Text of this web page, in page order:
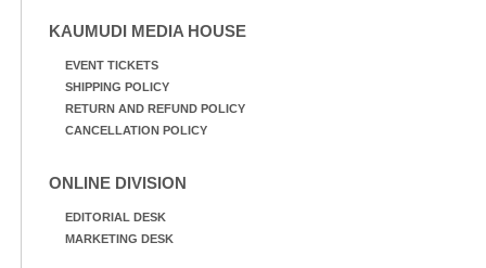
KAUMUDI MEDIA HOUSE
EVENT TICKETS
SHIPPING POLICY
RETURN AND REFUND POLICY
CANCELLATION POLICY
ONLINE DIVISION
EDITORIAL DESK
MARKETING DESK